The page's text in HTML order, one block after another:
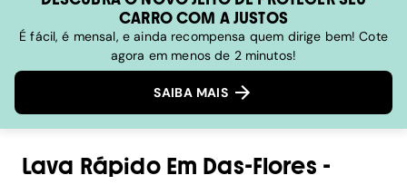
CARRO COM A JUSTOS
É fácil, é mensal, e ainda recompensa quem dirige bem! Cote
agora em menos de 2 minutos!
SAIBA MAIS
Lava RápidoEm Das-Flores -